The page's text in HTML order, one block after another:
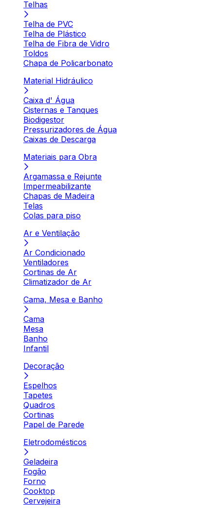
Telhas
Telha de PVC
Telha de Plástico
Telha de Fibra de Vidro
Toldos
Chapa de Policarbonato
Material Hidráulico
Caixa d' Água
Cisternas e Tanques
Biodigestor
Pressurizadores de Água
Caixas de Descarga
Materiais para Obra
Argamassa e Rejunte
Impermeabilizante
Chapas de Madeira
Telas
Colas para piso
Ar e Ventilação
Ar Condicionado
Ventiladores
Cortinas de Ar
Climatizador de Ar
Cama, Mesa e Banho
Cama
Mesa
Banho
Infantil
Decoração
Espelhos
Tapetes
Quadros
Cortinas
Papel de Parede
Eletrodomésticos
Geladeira
Fogão
Forno
Cooktop
Cervejeira